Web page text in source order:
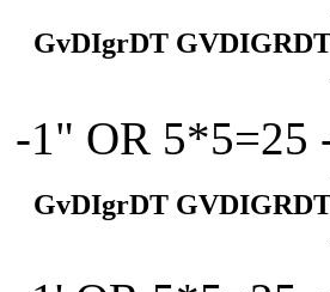
GvDIgrDT
-1" OR 5*5=25
GvDIgrDT